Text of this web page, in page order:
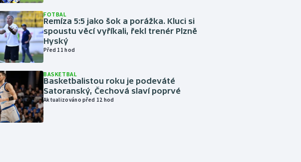
FOTBAL
Remíza 5:5 jako šok a porážka. Kluci si
spoustu věcí vyříkali, řekl trenér Plzně
Hyský
Před 11 hod
BASKETBAL
Basketbalistou roku je podeváté
Satoranský, Čechová slaví poprvé
Aktualizováno před 12 hod